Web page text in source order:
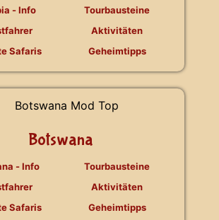
- Info
Safaris
Tourbausteine
Aktivitäten
Geheimtipps
Botswana
- Info
Safaris
Tourbausteine
Aktivitäten
Geheimtipps